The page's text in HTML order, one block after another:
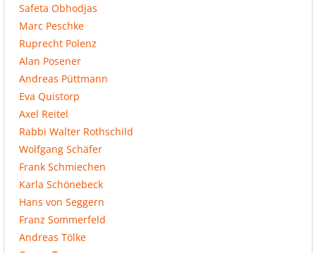
Safeta Obhodjas
Marc Peschke
Ruprecht Polenz
Alan Posener
Andreas Püttmann
Eva Quistorp
Axel Reitel
Rabbi Walter Rothschild
Wolfgang Schäfer
Frank Schmiechen
Karla Schönebeck
Hans von Seggern
Franz Sommerfeld
Andreas Tölke